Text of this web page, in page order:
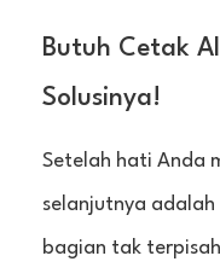
Butuh Cetak
Solusinya!
Setelah hati Anda
selanjutnya adalah
bagian tak